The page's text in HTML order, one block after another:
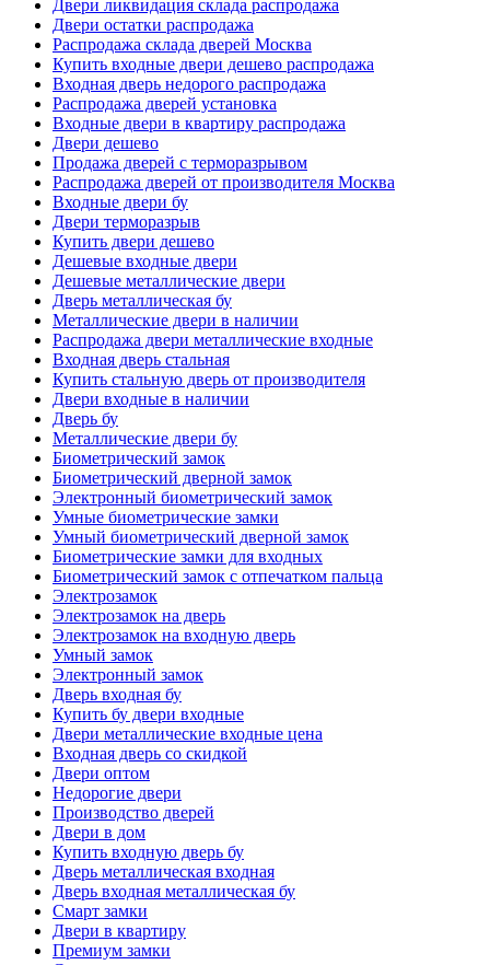
Двери ликвидация склада распродажа
Двери остатки распродажа
Распродажа склада дверей Москва
Купить входные двери дешево распродажа
Входная дверь недорого распродажа
Распродажа дверей установка
Входные двери в квартиру распродажа
Двери дешево
Продажа дверей с терморазрывом
Распродажа дверей от производителя Москва
Входные двери бу
Двери терморазрыв
Купить двери дешево
Дешевые входные двери
Дешевые металлические двери
Дверь металлическая бу
Металлические двери в наличии
Распродажа двери металлические входные
Входная дверь стальная
Купить стальную дверь от производителя
Двери входные в наличии
Дверь бу
Металлические двери бу
Биометрический замок
Биометрический дверной замок
Электронный биометрический замок
Умные биометрические замки
Умный биометрический дверной замок
Биометрические замки для входных
Биометрический замок с отпечатком пальца
Электрозамок
Электрозамок на дверь
Электрозамок на входную дверь
Умный замок
Электронный замок
Дверь входная бу
Купить бу двери входные
Двери металлические входные цена
Входная дверь со скидкой
Двери оптом
Недорогие двери
Производство дверей
Двери в дом
Купить входную дверь бу
Дверь металлическая входная
Дверь входная металлическая бу
Смарт замки
Двери в квартиру
Премиум замки